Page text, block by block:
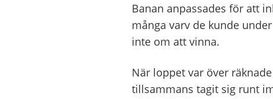
Banan anpassades för att
många varv de kunde
inte om att vinna.
När loppet var över
tillsammans tagit sig runt